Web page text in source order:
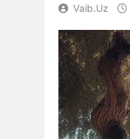
Vaib.uz